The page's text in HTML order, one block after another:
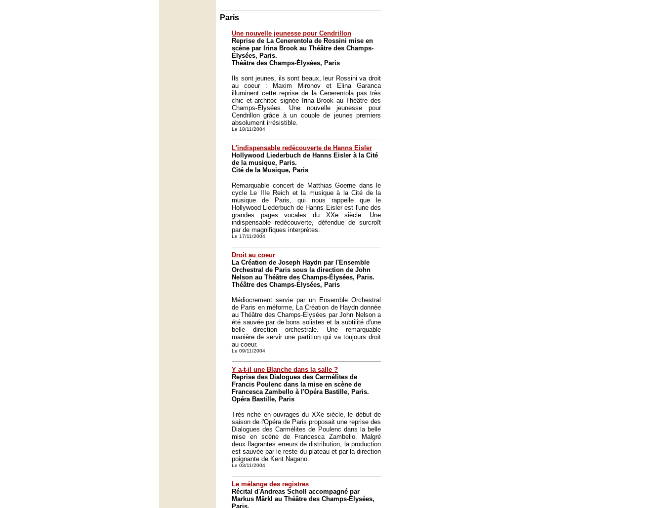
Paris
Une nouvelle jeunesse pour Cendrillon
Reprise de La Cenerentola de Rossini mise en
scène par Irina Brook au Théâtre des Champs-
Élysées, Paris.
Théâtre des Champs-Élysées, Paris
Ils sont jeunes, ils sont beaux, leur Rossini va droit
au coeur : Maxim Mironov et Elina Garanca
illuminent cette reprise de la Cenerentola pas très
chic et architoc signée Irina Brook au Théâtre des
Champs-Élysées. Une nouvelle jeunesse pour
Cendrillon grâce à un couple de jeunes premiers
absolument irrésistible.
Le 18/11/2004
L'indispensable redécouverte de Hanns Eisler
Hollywood Liederbuch de Hanns Eisler à la Cité
de la musique, Paris.
Cité de la Musique, Paris
Remarquable concert de Matthias Goerne dans le
cycle Le IIIe Reich et la musique à la Cité de la
musique de Paris, qui nous rappelle que le
Hollywood Liederbuch de Hanns Eisler est l'une des
grandes pages vocales du XXe siècle. Une
indispensable redécouverte, défendue de surcroît
par de magnifiques interprètes.
Le 17/11/2004
Droit au coeur
La Création de Joseph Haydn par l'Ensemble
Orchestral de Paris sous la direction de John
Nelson au Théâtre des Champs-Élysées, Paris.
Théâtre des Champs-Élysées, Paris
Médiocrement servie par un Ensemble Orchestral
de Paris en méforme, La Création de Haydn donnée
au Théâtre des Champs-Élysées par John Nelson a
été sauvée par de bons solistes et la subtilité d'une
belle direction orchestrale. Une remarquable
manière de servir une partition qui va toujours droit
au coeur.
Le 09/11/2004
Y a-t-il une Blanche dans la salle ?
Reprise des Dialogues des Carmélites de
Francis Poulenc dans la mise en scène de
Francesca Zambello à l'Opéra Bastille, Paris.
Opéra Bastille, Paris
Très riche en ouvrages du XXe siècle, le début de
saison de l'Opéra de Paris proposait une reprise des
Dialogues des Carmélites de Poulenc dans la belle
mise en scène de Francesca Zambello. Malgré
deux flagrantes erreurs de distribution, la production
est sauvée par le reste du plateau et par la direction
poignante de Kent Nagano.
Le 03/11/2004
Le mélange des registres
Récital d'Andreas Scholl accompagné par
Markus Märkl au Théâtre des Champs-Élysées,
Paris.